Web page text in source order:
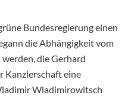
Bundesregierung einen
die Abhängigkeit vom
die Gerhard
Kanzlerschaft eine
Wladimirowitsch